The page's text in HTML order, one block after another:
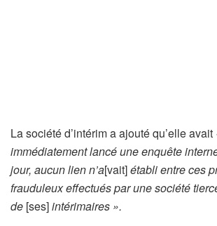
La société d’intérim a ajouté qu’elle avait
immédiatement lancé une enquête
jour, aucun lien n’a[vait]établi entre ces
frauduleux effectués par une société
de [ses]intérimaires ».